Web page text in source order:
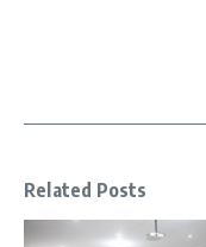
Related Posts